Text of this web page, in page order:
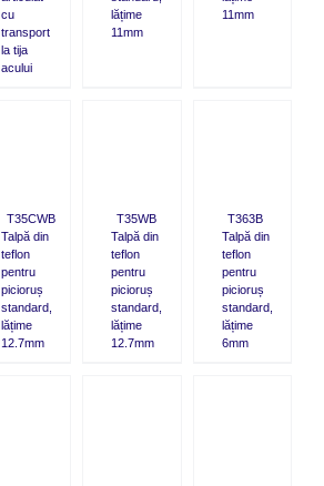
cu
transport
la tija
acului
lățime
11mm
11mm
T35CWB
Talpă din
teflon
pentru
picioruș
standard,
lățime
12.7mm
T35WB
Talpă din
teflon
pentru
picioruș
standard,
lățime
12.7mm
T363B
Talpă din
teflon
pentru
picioruș
standard,
lățime
6mm